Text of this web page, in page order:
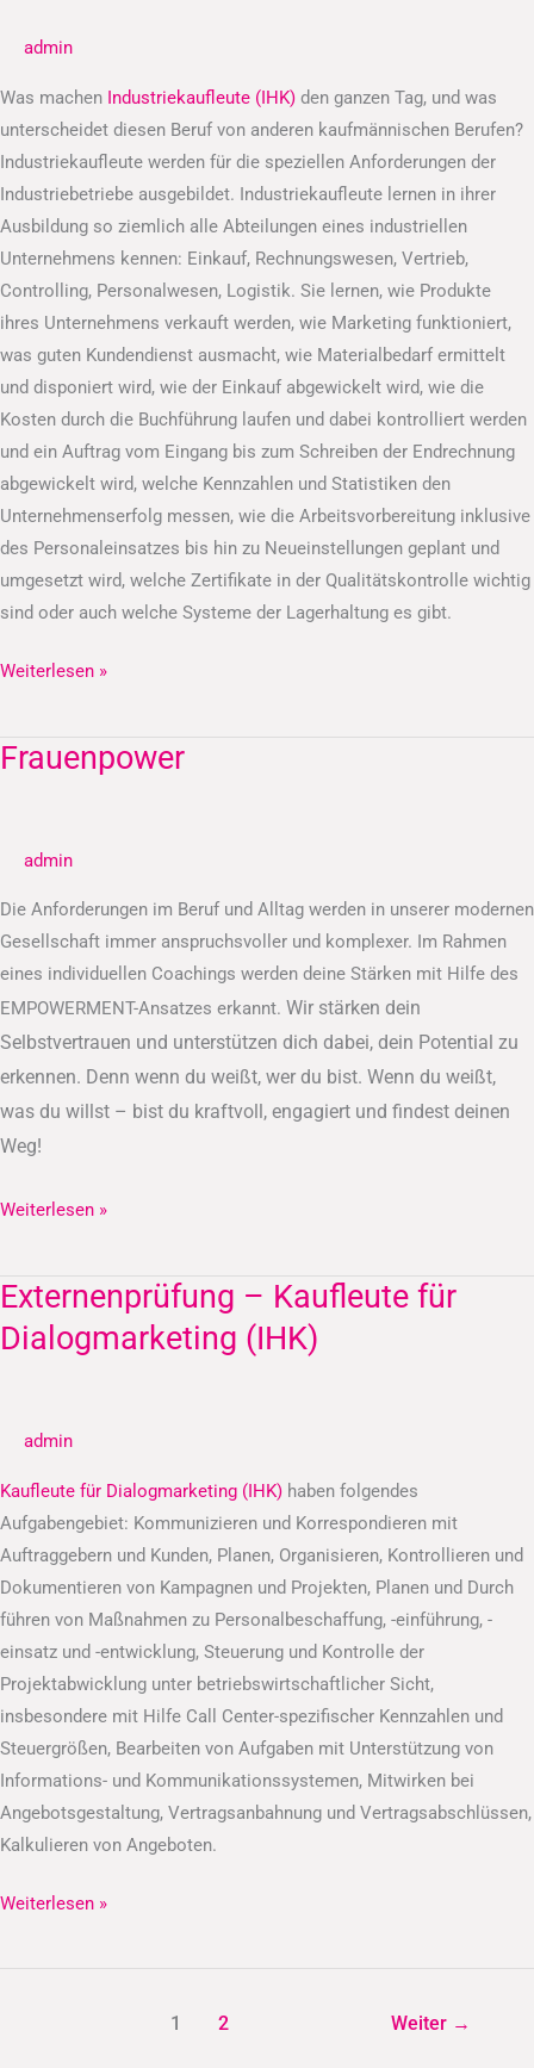
admin
Was machen Industriekaufleute (IHK) den ganzen Tag, und was
unterscheidet diesen Beruf von anderen kaufmännischen Berufen?
Industriekaufleute werden für die speziellen Anforderungen der
Industriebetriebe ausgebildet. Industriekaufleute lernen in ihrer
Ausbildung so ziemlich alle Abteilungen eines industriellen
Unternehmens kennen: Einkauf, Rechnungswesen, Vertrieb,
Controlling, Personalwesen, Logistik. Sie lernen, wie Produkte
ihres Unternehmens verkauft werden, wie Marketing funktioniert,
was guten Kundendienst ausmacht, wie Materialbedarf ermittelt
und disponiert wird, wie der Einkauf abgewickelt wird, wie die
Kosten durch die Buchführung laufen und dabei kontrolliert werden
und ein Auftrag vom Eingang bis zum Schreiben der Endrechnung
abgewickelt wird, welche Kennzahlen und Statistiken den
Unternehmenserfolg messen, wie die Arbeitsvorbereitung inklusive
des Personaleinsatzes bis hin zu Neueinstellungen geplant und
umgesetzt wird, welche Zertifikate in der Qualitätskontrolle wichtig
sind oder auch welche Systeme der Lagerhaltung es gibt.
Weiterlesen »
Frauenpower
admin
Die Anforderungen im Beruf und Alltag werden in unserer modernen
Gesellschaft immer anspruchsvoller und komplexer. Im Rahmen
eines individuellen Coachings werden deine Stärken mit Hilfe des
EMPOWERMENT-Ansatzes erkannt. Wir stärken dein
Selbstvertrauen und unterstützen dich dabei, dein Potential zu
erkennen. Denn wenn du weißt, wer du bist. Wenn du weißt,
was du willst – bist du kraftvoll, engagiert und findest deinen
Weg!
Frauenpower
Weiterlesen »
Externenprüfung – Kaufleute für
Dialogmarketing (IHK)
admin
Kaufleute für Dialogmarketing (IHK) haben folgendes
Aufgabengebiet: Kommunizieren und Korrespondieren mit
Auftraggebern und Kunden, Planen, Organisieren, Kontrollieren und
Dokumentieren von Kampagnen und Projekten, Planen und Durch
führen von Maßnahmen zu Personalbeschaffung, -einführung, -
einsatz und -entwicklung, Steuerung und Kontrolle der
Projektabwicklung unter betriebswirtschaftlicher Sicht,
insbesondere mit Hilfe Call Center-spezifischer Kennzahlen und
Steuergrößen, Bearbeiten von Aufgaben mit Unterstützung von
Informations- und Kommunikationssystemen, Mitwirken bei
Angebotsgestaltung, Vertragsanbahnung und Vertragsabschlüssen,
Kalkulieren von Angeboten.
Externenprüfung
–
Kaufleute
(IHK)
Weiterlesen »
1 2 Weiter →